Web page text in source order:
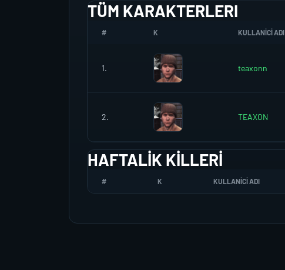
TÜM KARAKTERLERI
# K KULLANICI ADI
1. teaxonn
2. TEAXON
HAFTALIK KILLERI
# K KULLANICI ADI